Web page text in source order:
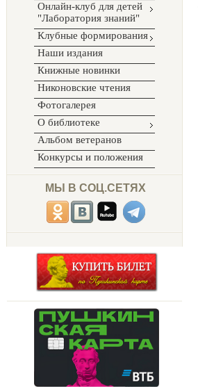
Онлайн-клуб для детей
"Лаборатория знаний"
Клубные формирования
Наши издания
Книжные новинки
Никоновские чтения
Фотогалерея
О библиотеке
Альбом ветеранов
Конкурсы и положения
МЫ В СОЦ.СЕТЯХ